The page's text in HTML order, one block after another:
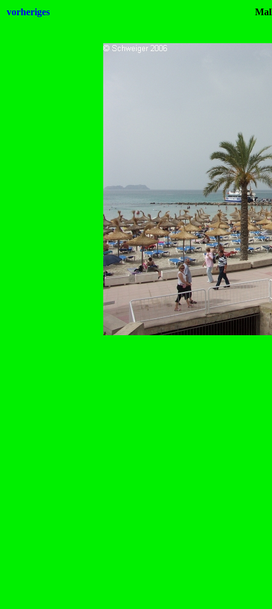
vorheriges